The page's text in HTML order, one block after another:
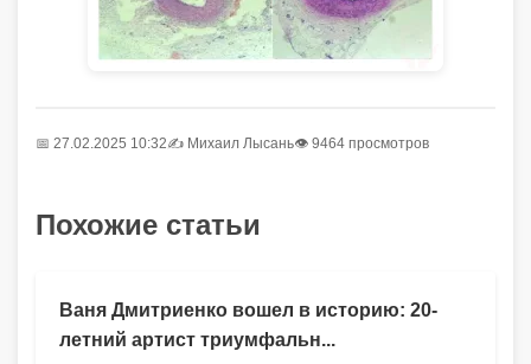
📅 27.02.2025 10:32✍️ Михаил Лысань👁 9464 просмотров
Похожие статьи
Ваня Дмитриенко вошел в историю: 20-
летний артист триумфальн...